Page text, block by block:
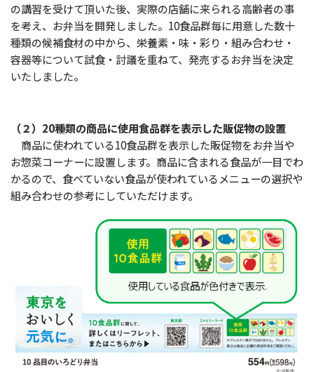
の講習を受けて頂いた後、実際の店舗に来られる高齢者の事
を考え、お弁当を開発しました。10食品群毎に用意した数十
種類の候補食材の中から、栄養素・味・彩り・組み合わせ・
容器等について試食・討議を重ねて、発売するお弁当を決定
いたしました。
（２）20種類の商品に使用食品群を表示した販促物の設置
商品に使われている10食品群を表示した販促物をお弁当や
お惣菜コーナーに設置します。商品に含まれる食品が一目でわ
かるので、食べていない食品が使われているメニューの選択や
組み合わせの参考にしていただけます。